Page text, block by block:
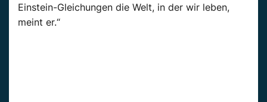
Einstein-Gleichungen die Welt, in der wir leben,
meint er.“